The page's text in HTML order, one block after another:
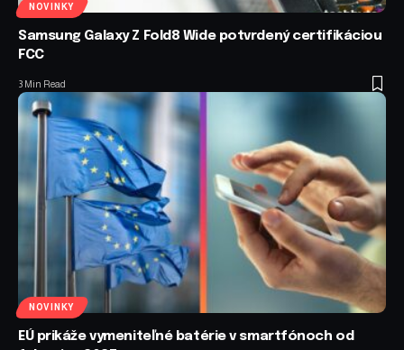
NOVINKY
Samsung Galaxy Z Fold8 Wide potvrdený certifikáciou
FCC
3 Min Read
NOVINKY
EÚ prikáže vymeniteľné batérie v smartfónoch od